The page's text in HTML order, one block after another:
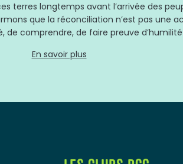
terres longtemps avant l’arrivée des
que la réconciliation n’est pas une
de comprendre, de faire preuve d’humilité
En savoir plus